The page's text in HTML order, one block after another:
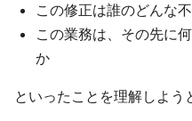
この修正は誰のどんな
この業務は、その先に
か
といったことを理解しよう